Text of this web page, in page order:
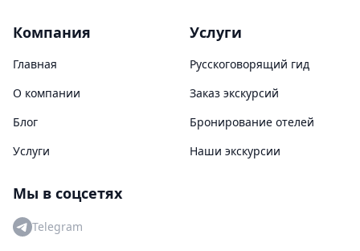
Компания
Главная
О компании
Блог
Услуги
Услуги
Русскоговорящий гид
Заказ экскурсий
Бронирование отелей
Наши экскурсии
Мы в соцсетях
Telegram